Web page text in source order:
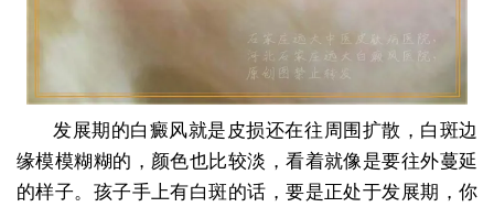
发展期的白癜风就是皮损还在往周围扩散，白斑边
缘模模糊糊的，颜色也比较淡，看着就像是要往外蔓延
的样子。孩子手上有白斑的话，要是正处于发展期，你